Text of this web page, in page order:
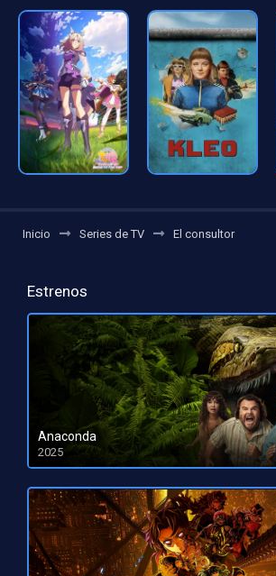
Inicio Series de TV El consultor
Estrenos
Anaconda
2025
HD 1080pHD 720p